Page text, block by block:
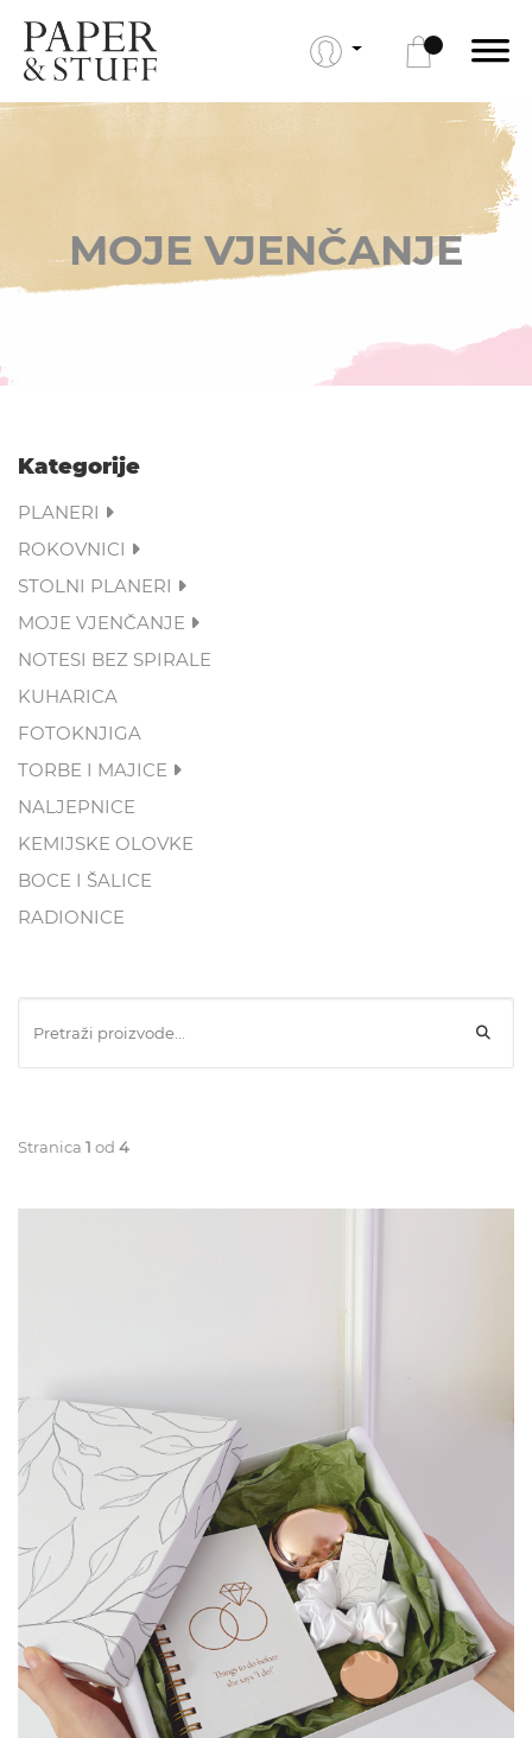
MOJE VJENČANJE
Kategorije
PLANERI
ROKOVNICI
STOLNI PLANERI
MOJE VJENČANJE
NOTESI BEZ SPIRALE
KUHARICA
FOTOKNJIGA
TORBE I MAJICE
NALJEPNICE
KEMIJSKE OLOVKE
BOCE I ŠALICE
RADIONICE
Stranica 1 od 4